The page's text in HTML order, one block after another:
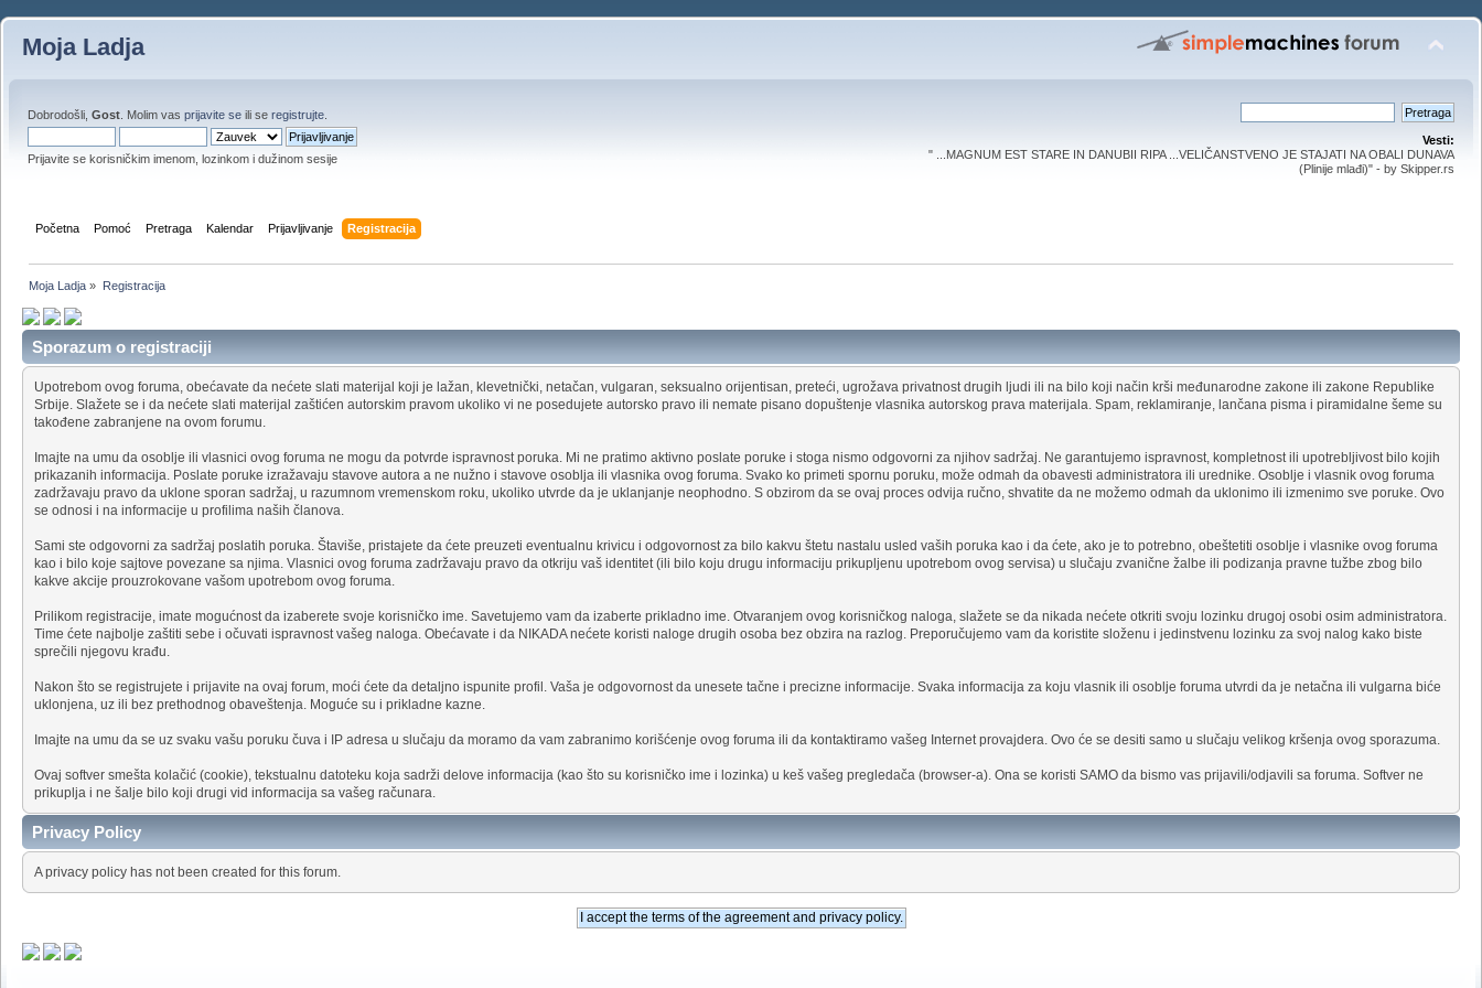
Moja Ladja
Dobrodošli, Gost . Molim vas prijavite se ili se registrujte
Prijavite se korisničkim imenom, lozinkom i dužinom sesije
Vesti:
" ...MAGNUM EST STARE IN DANUBII RIPA ...VELIČANSTVENO JE STAJATI NA OBALI DUNAVA
(Plinije mlađi)" - by Skipper.rs
Početna Pomoć Pretraga Kalendar Prijavljivanje Registracija
Moja Ladja » Registracija
Sporazum o registraciji
Upotrebom ovog foruma, obećavate da nećete slati materijal koji je lažan, klevetnički, netačan, vulgaran, seksualno orijentisan, preteći, ugrožava privatnost drugih ljudi ili na bilo koji način krši međunarodne zakone ili zakone Republike
Srbije. Slažete se i da nećete slati materijal zaštićen autorskim pravom ukoliko vi ne posedujete autorsko pravo ili nemate pisano dopuštenje vlasnika autorskog prava materijala. Spam, reklamiranje, lančana pisma i piramidalne šeme su
takođene zabranjene na ovom forumu.
Imajte na umu da osoblje ili vlasnici ovog foruma ne mogu da potvrde ispravnost poruka. Mi ne pratimo aktivno poslate poruke i stoga nismo odgovorni za njihov sadržaj. Ne garantujemo ispravnost, kompletnost ili upotrebljivost bilo kojih
prikazanih informacija. Poslate poruke izražavaju stavove autora a ne nužno i stavove osoblja ili vlasnika ovog foruma. Svako ko primeti spornu poruku, može odmah da obavesti administratora ili urednike. Osoblje i vlasnik ovog foruma
zadržavaju pravo da uklone sporan sadržaj, u razumnom vremenskom roku, ukoliko utvrde da je uklanjanje neophodno. S obzirom da se ovaj proces odvija ručno, shvatite da ne možemo odmah da uklonimo ili izmenimo sve poruke. Ovo
se odnosi i na informacije u profilima naših članova.
Sami ste odgovorni za sadržaj poslatih poruka. Štaviše, pristajete da ćete preuzeti eventualnu krivicu i odgovornost za bilo kakvu štetu nastalu usled vaših poruka kao i da ćete, ako je to potrebno, obeštetiti osoblje i vlasnike ovog foruma
kao i bilo koje sajtove povezane sa njima. Vlasnici ovog foruma zadržavaju pravo da otkriju vaš identitet (ili bilo koju drugu informaciju prikupljenu upotrebom ovog servisa) u slučaju zvanične žalbe ili podizanja pravne tužbe zbog bilo
kakve akcije prouzrokovane vašom upotrebom ovog foruma.
Prilikom registracije, imate mogućnost da izaberete svoje korisničko ime. Savetujemo vam da izaberte prikladno ime. Otvaranjem ovog korisničkog naloga, slažete se da nikada nećete otkriti svoju lozinku drugoj osobi osim administratora.
Time ćete najbolje zaštiti sebe i očuvati ispravnost vašeg naloga. Obećavate i da NIKADA nećete koristi naloge drugih osoba bez obzira na razlog. Preporučujemo vam da koristite složenu i jedinstvenu lozinku za svoj nalog kako biste
sprečili njegovu krađu.
Nakon što se registrujete i prijavite na ovaj forum, moći ćete da detaljno ispunite profil. Vaša je odgovornost da unesete tačne i precizne informacije. Svaka informacija za koju vlasnik ili osoblje foruma utvrdi da je netačna ili vulgarna biće
uklonjena, uz ili bez prethodnog obaveštenja. Moguće su i prikladne kazne.
Imajte na umu da se uz svaku vašu poruku čuva i IP adresa u slučaju da moramo da vam zabranimo korišćenje ovog foruma ili da kontaktiramo vašeg Internet provajdera. Ovo će se desiti samo u slučaju velikog kršenja ovog sporazuma.
Ovaj softver smešta kolačić (cookie), tekstualnu datoteku koja sadrži delove informacija (kao što su korisničko ime i lozinka) u keš vašeg pregledača (browser-a). Ona se koristi SAMO da bismo vas prijavili/odjavili sa foruma. Softver ne
prikuplja i ne šalje bilo koji drugi vid informacija sa vašeg računara.
Privacy Policy
A privacy policy has not been created for this forum.